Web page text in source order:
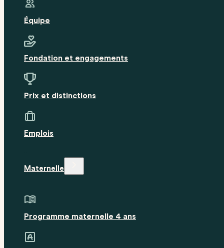
Équipe
Fondation et engagements
Prix et distinctions
Emplois
Maternelle
Programme maternelle 4 ans